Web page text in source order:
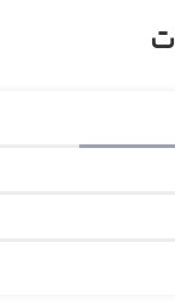
می باشد که